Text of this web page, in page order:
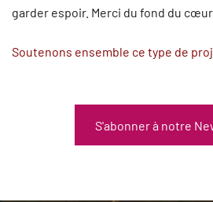
garder espoir. Merci du fond du
Soutenons ensemble ce type de
S'abonner à notre